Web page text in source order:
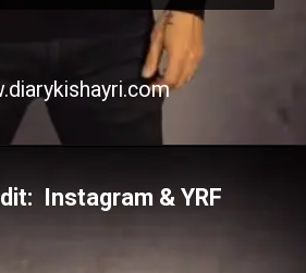
Instagram & YRF